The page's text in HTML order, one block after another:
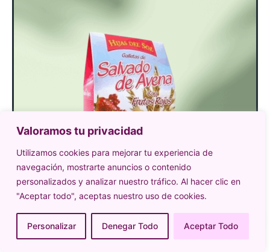
Valoramos tu privacidad
Utilizamos cookies para mejorar tu experiencia de
navegación, mostrarte anuncios o contenido
personalizados y analizar nuestro tráfico. Al hacer clic en
"Aceptar todo", aceptas nuestro uso de cookies.
Personalizar Denegar Todo Aceptar Todo